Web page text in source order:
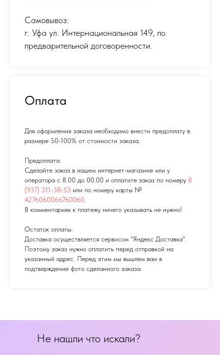
Самовывоз:
г. Уфа ул. Интернациональная 149, по
предварительной договоренности.
Оплата
Для оформления заказа необходимо внести предоплату в
размере 50-100% от стоимости заказа.
Предоплата:
Сделайте заказ в нашем интернет-магазине или у
оператора с 8.00 до 00.00 и оплатите заказ по номеру 8
(937) 311-38-53 или по номеру карты №
4276060066760060
В комментариях к платежу ничего указывать не нужно!
Остаток оплаты:
Доставка осуществляется сервисом "Яндекс Доставка".
Поэтому заказ нужно оплатить перед отправкой на
указанный адрес. Перед этим мы вышлем вам в
подтверждение фото сделанного заказа.
Не нашли что искали?